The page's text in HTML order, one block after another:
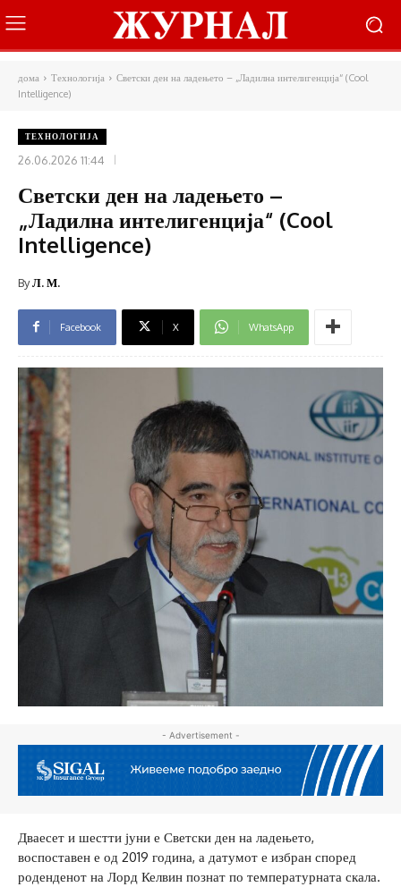
дома Технологија
Светски ден на ладењето – „Ладилна интелигенција“ (Cool
Intelligence)
ТЕХНОЛОГИЈА
26.06.2026 11:44
Светски ден на ладењето –
„Ладилна интелигенција“ (Cool
Intelligence)
ByЛ. М.
Facebook X WhatsApp
- Advertisement -
Дваесет и шестти јуни е Светски ден на ладењето,
воспоставен е од 2019 година, а датумот е избран според
роденденот на Лорд Келвин познат по температурната скала.